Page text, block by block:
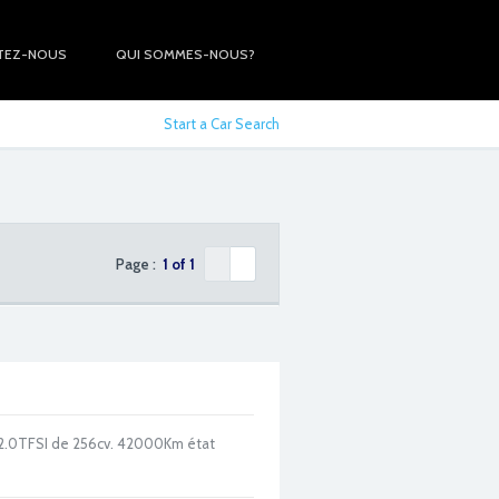
NOUS QUI SOMMES-NOUS?
Start a Car Search
Page : 1 of 1
de 256cv. 42000Km état